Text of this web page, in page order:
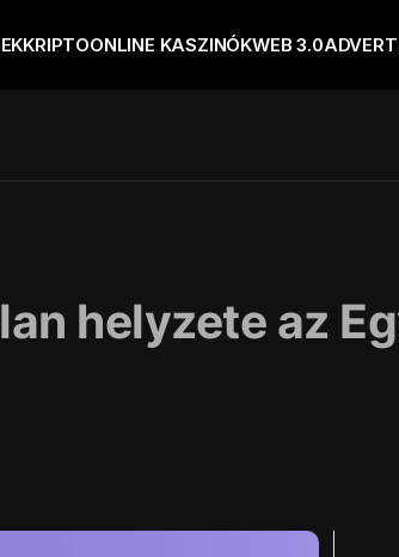
KRIPTOONLINE KASZINÓKWEB 3.0
helyzete az